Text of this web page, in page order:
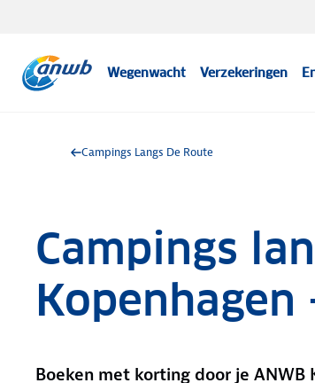
Wegenwacht Verzekeringen
Campings Langs De Route
Campings
Boeken met korting door je ANWB